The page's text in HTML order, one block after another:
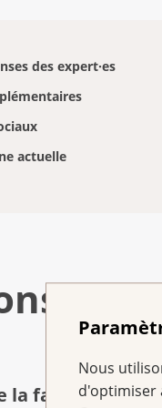
Nous
d'optimiser
des expert·es
actuelle
&
la famille